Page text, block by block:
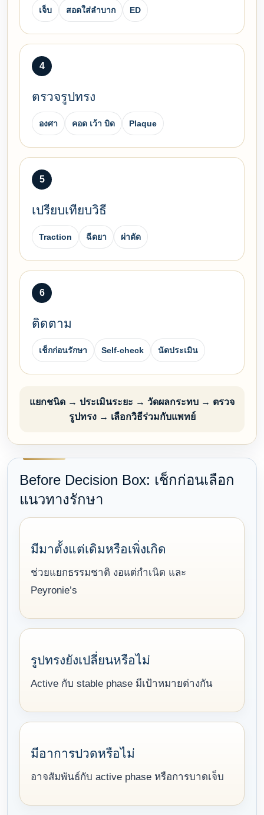
เจ็บ สอดใส่ลำบาก ED
4
ตรวจรูปทรง
องศา คอด เว้า บิด Plaque
5
เปรียบเทียบวิธี
Traction ฉีดยา ผ่าตัด
6
ติดตาม
เช็กก่อนรักษา Self-check นัดประเมิน
แยกชนิด → ประเมินระยะ → วัดผลกระทบ → ตรวจ
รูปทรง → เลือกวิธีร่วมกับแพทย์
Before Decision Box: เช็กก่อนเลือก
แนวทางรักษา
มีมาตั้งแต่เดิมหรือเพิ่งเกิด
ช่วยแยกธรรมชาติ งอแต่กำเนิด และ
Peyronie’s
รูปทรงยังเปลี่ยนหรือไม่
Active กับ stable phase มีเป้าหมายต่างกัน
มีอาการปวดหรือไม่
อาจสัมพันธ์กับ active phase หรือการบาดเจ็บ